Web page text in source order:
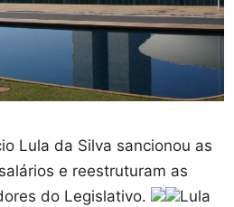
Lula da Silva sancionou as
e reestruturam as
do Legislativo.
Lula